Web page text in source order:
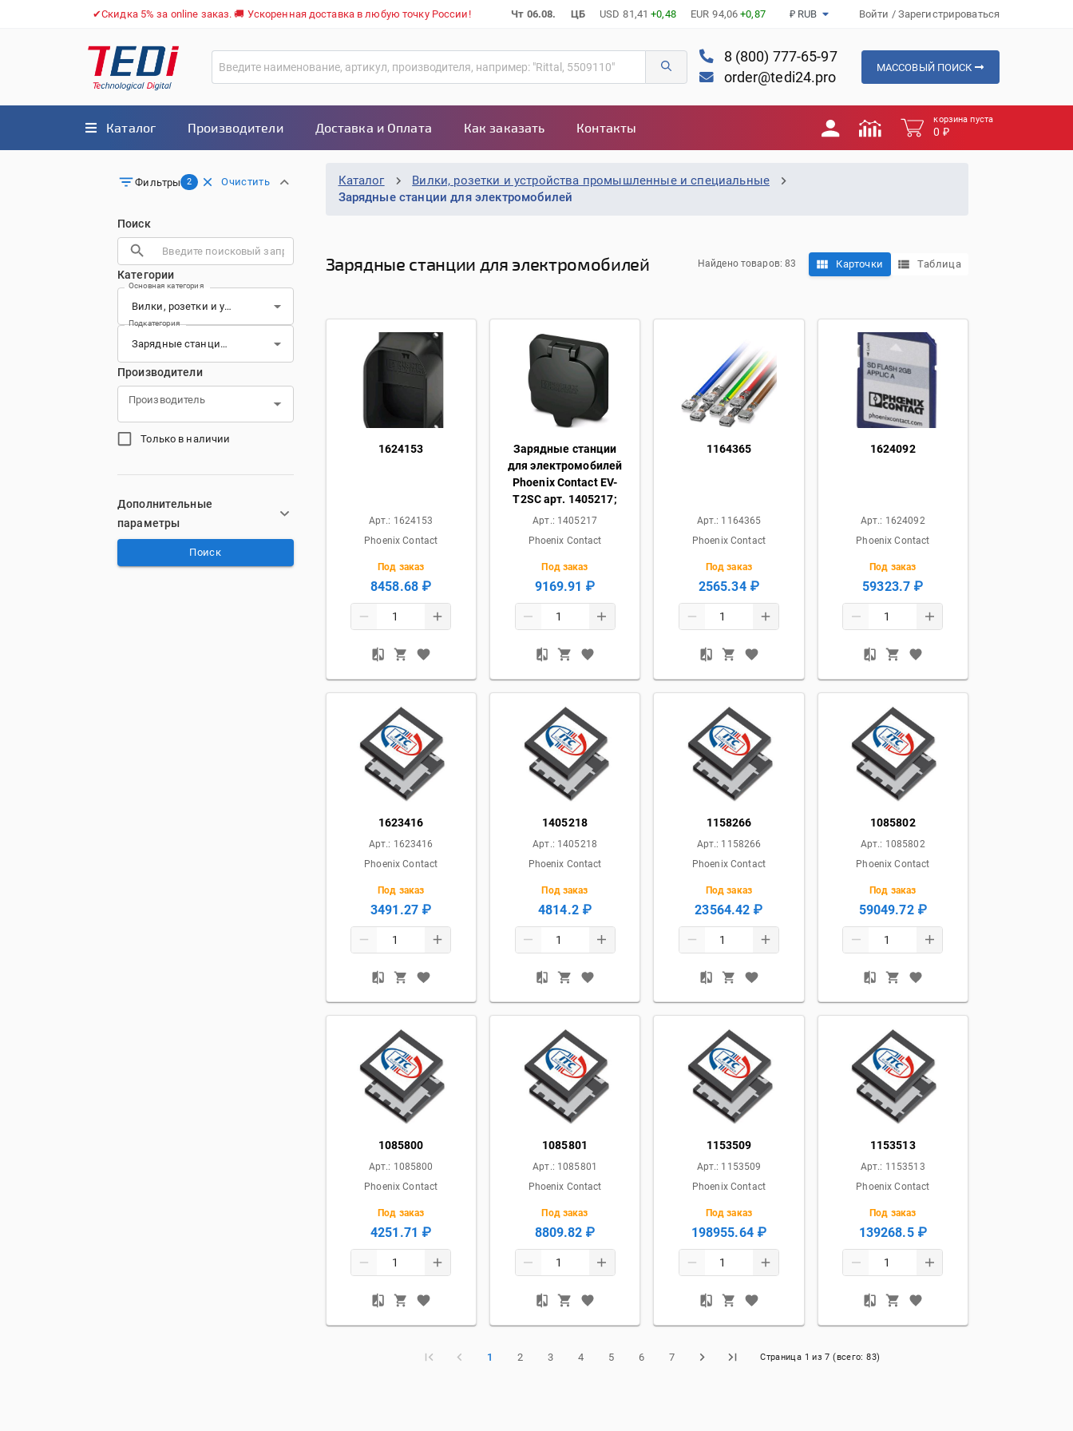
✔Скидка 5% за online заказ. 🚚 Ускоренная доставка в любую точку России! Чт 06.08. ЦБ USD 81,41 +0,48 EUR 94,06 +0,87 ₽ RUB Войти / Зарегистрироваться
8 (800) 777-65-97
order@tedi24.pro
МАССОВЫЙ ПОИСК
Каталог Производители Доставка и Оплата Как заказать Контакты
корзина пуста
0 ₽
Фильтры 2 Очистить
Поиск
Категории
Основная категория
Подкатегория
Производители
Производитель
Только в наличии
Дополнительные
параметры
Поиск
Каталог
Вилки, розетки и устройства промышленные и специальные
Зарядные станции для электромобилей
Зарядные станции для электромобилей Найдено товаров: 83 Карточки Таблица
1624153
Арт.: 1624153
Phoenix Contact
Под заказ
8458.68 ₽
Зарядные станции
для электромобилей
Phoenix Contact EV-
T2SC арт. 1405217;
Арт.: 1405217
Phoenix Contact
Под заказ
9169.91 ₽
1164365
Арт.: 1164365
Phoenix Contact
Под заказ
2565.34 ₽
1624092
Арт.: 1624092
Phoenix Contact
Под заказ
59323.7 ₽
1623416
Арт.: 1623416
Phoenix Contact
Под заказ
3491.27 ₽
1405218
Арт.: 1405218
Phoenix Contact
Под заказ
4814.2 ₽
1158266
Арт.: 1158266
Phoenix Contact
Под заказ
23564.42 ₽
1085802
Арт.: 1085802
Phoenix Contact
Под заказ
59049.72 ₽
1085800
Арт.: 1085800
Phoenix Contact
Под заказ
4251.71 ₽
1085801
Арт.: 1085801
Phoenix Contact
Под заказ
8809.82 ₽
1153509
Арт.: 1153509
Phoenix Contact
Под заказ
198955.64 ₽
1153513
Арт.: 1153513
Phoenix Contact
Под заказ
139268.5 ₽
1 2 3 4 5 6 7 Страница 1 из7 (всего:83)